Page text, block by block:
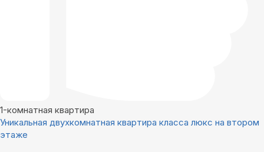
1-комнатная квартира
Уникальная двухкомнатная квартира класса люкс на втором
этаже